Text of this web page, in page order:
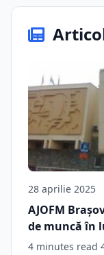
28 aprilie 2025
AJOFM
de muncă în
4 minutes read